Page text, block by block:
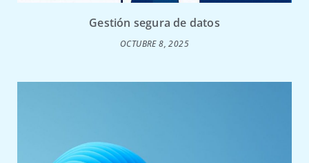
Gestión segura de datos
OCTUBRE 8, 2025